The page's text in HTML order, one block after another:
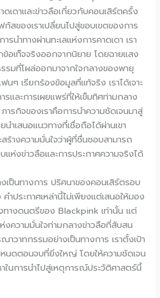
เดาและข่าวลือเกี่ยวกับคอนเสิร์ตครั้ง
สของเราเปลี่ยนไปสู่ขอบเขตของการ
รนำทางผ่านทะเลแห่งการคาดเดา เรา
ข้อเท็จจริงออกจากนิยาย โดยฉายแสง
รมที่โผล่ออกมาจากใจกลางของพายุ
ๆ เรียกร้องข้อมูลที่แท้จริง เราได้เจาะ
และการเผยแพร่ที่ให้เข็มทิศท่ามกลาง
รกิจของเราคือการนำความชัดเจนมาสู่
ำเสนอแนวทางที่เชื่อถือได้ผ่านเขา
ร้างความมั่นใจว่าผู้ที่ชื่นชอบสามารถ
แห่งข่าวลือและการประกาศความจริงได้
เป็นทางการ ปริศนาของคอนเสิร์ตรอบ
ำประกาศเหล่านี้ไม่เพียงแต่เสนอให้มอง
ทางดนตรีของ Blackpink เท่านั้น แต่
ความมั่นใจท่ามกลางข่าวลือที่สับสน
าวาทกรรมอย่างเป็นทางการ เราตั้งเป้า
หนดตอนจบที่ยิ่งใหญ่ โดยให้ความชัดเจน
นการนำไปสู่เหตุการณ์ประวัติศาสตร์นี้